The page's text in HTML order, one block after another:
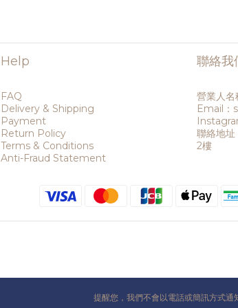
Help
FAQ
Delivery & Shipping
Payment
Return Policy
Terms & Conditions
Anti-Fraud Statement
聯絡我
營業人名
Email
聯絡地址
2樓
提醒您，我們不會以電話或簡訊方式通